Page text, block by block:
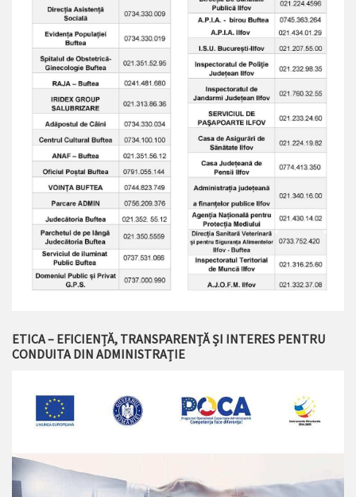
ETICA – EFICIENȚĂ, TRANSPARENȚĂ ȘI INTERES PENTRU
CONDUITA DIN ADMINISTRAȚIE